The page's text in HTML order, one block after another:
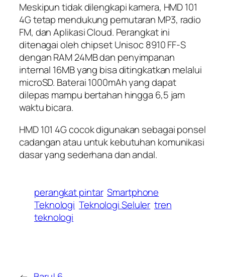
Meskipun tidak dilengkapi kamera, HMD 101
4G tetap mendukung pemutaran MP3, radio
FM, dan Aplikasi Cloud. Perangkat ini
ditenagai oleh chipset Unisoc 8910 FF-S
dengan RAM 24MB dan penyimpanan
internal 16MB yang bisa ditingkatkan melalui
microSD. Baterai 1000mAh yang dapat
dilepas mampu bertahan hingga 6,5 jam
waktu bicara.
HMD 101 4G cocok digunakan sebagai ponsel
cadangan atau untuk kebutuhan komunikasi
dasar yang sederhana dan andal.
perangkat pintar Smartphone
Teknologi Teknologi Seluler tren
teknologi